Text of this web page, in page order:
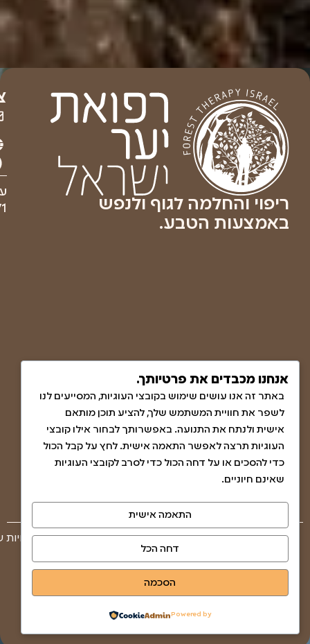
ריפוי והחלמה לגוף ולנפש
באמצעות הטבע.
שאלות ותשובות
הצהרת נגישות
© כל הזכויות
אנחנו מכבדים את פרטיותך.
באתר זה אנו עושים שימוש בקובצי העוגיות, המסייעים לנו
לשפר את חוויית המשתמש שלך, להציע תוכן מותאם
אישית ולנתח את התנועה. באפשרותך לבחור אילו קובצי
העוגיות תרצה לאפשר התאמה אישית. לחץ על קבל הכול
כדי להסכים או על דחה הכול כדי לסרב לקובצי העוגיות
שאינם חיוניים.
התאמה אישית
דחה הכל
הסכמה
Powered by